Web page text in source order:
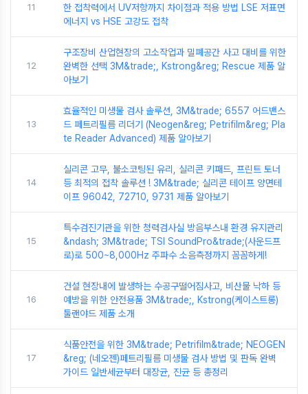
11
한 접착력에서 UV저항까지 차이점과 적용 방법 LSE 저표면
에너지 vs HSE 고강도 접착
12
구조장비 산업현장의 고소작업과 밀폐공간 사고 대비를 위한
완벽한 선택 3M&trade;, Kstrong&reg; Rescue 제품 알
아보기
13
효율적인 미생물 검사 솔루션, 3M&trade; 6557 어드밴스
드 페트리필름 리더기 (Neogen&reg; Petrifilm&reg; Pla
te Reader Advanced) 제품 알아보기
14
실리콘 고무, 불소코팅된 유리, 실리콘 키패드, 프린트 토너
등 최적의 접착 솔루션 ! 3M&trade; 실리콘 테이프 양면테
이프 96042, 72710, 9731 제품 알아보기
15
특수검진기관을 위한 청력검사실 방음부스내 환경 유지관리
&ndash; 3M&trade; TSI SoundPro&trade;(사운드프
로)로 500~8,000Hz 주파수 소음측정까지 꼼꼼하게!
16
건설 현장내에 발생하는 수공구떨어짐사고, 비산물 낙하 등
예방을 위한 안전용품 3M&trade;, Kstrong(케이스트롱)
툴랜야드 제품 소개
17
식품안전을 위한 3M&trade; Petrifilm&trade; NEOGEN
&reg; (네오젠)페트리필름 미생물 검사 방법 및 판독 완벽
가이드 일반세균부터 대장균, 진균 등 총정리